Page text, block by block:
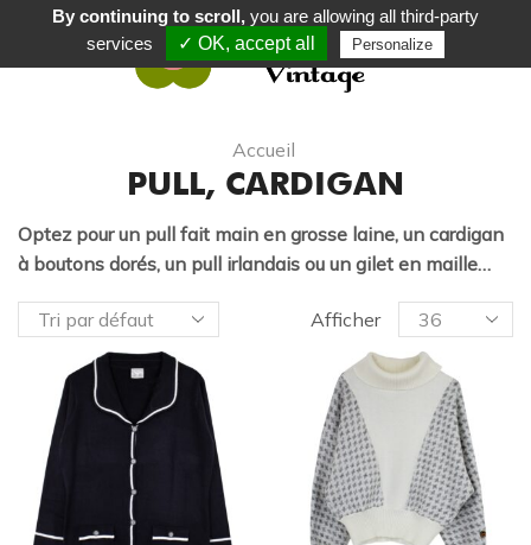
Accueil
PULL, CARDIGAN
Optez pour un pull fait main en grosse laine, un cardigan
à boutons dorés, un pull irlandais ou un gilet en maille…
Afficher
By continuing to scroll,you are allowing all third-party
services
✓ OK, accept all Personalize